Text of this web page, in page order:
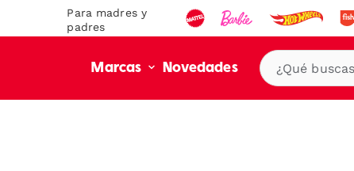
Para madres y
padres
Marcas Novedades